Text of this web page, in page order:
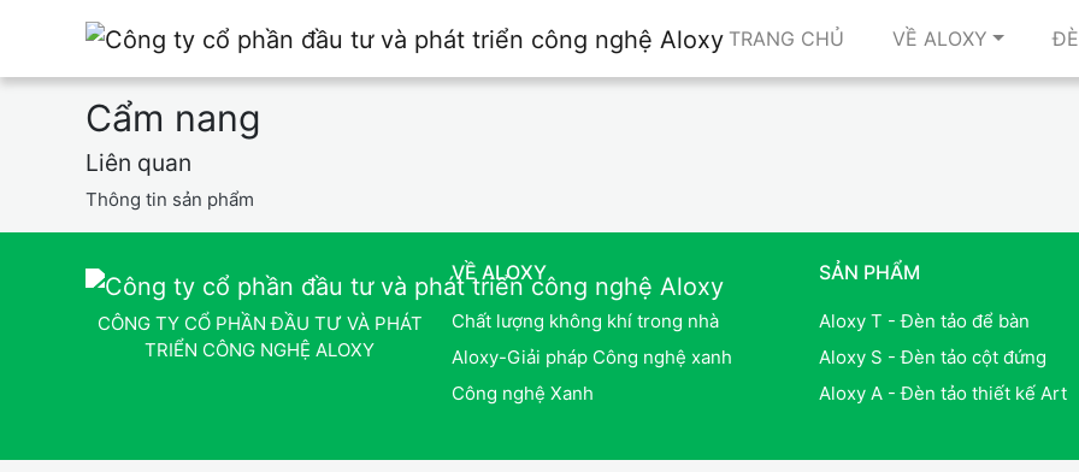
TRANG CHỦ (CURRENT)
VỀ ALOXY
Cẩm nang
Liên quan
Thông tin sản phẩm
CÔNG TY CỔ PHẦN ĐẦU TƯ VÀ PHÁT
TRIỂN CÔNG NGHỆ ALOXY
VỀ ALOXY
Chất lượng không khí trong nhà
Aloxy-Giải pháp Công nghệ xanh
Công nghệ Xanh
SẢN PHẨM
Aloxy T - Đèn tảo để bàn
Aloxy S - Đèn tảo cột đứng
Aloxy A - Đèn tảo thiết kế Art